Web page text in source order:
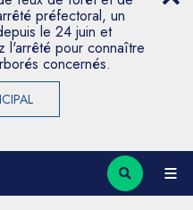
préfectoral, un
le 24 juin et
l'arrêté pour connaître
concernés.